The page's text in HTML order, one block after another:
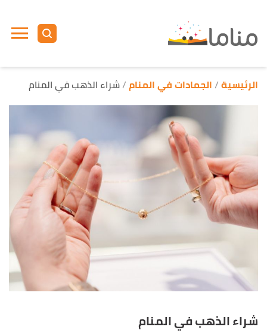
الرئيسية الجمادات في المنام شراء الذهب في المنام
شراء الذهب في المنام